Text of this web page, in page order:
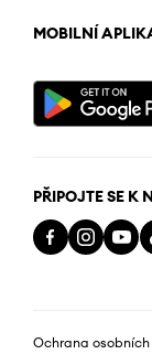
MOBILNÍ
PŘIPOJTE SE K
Ochrana